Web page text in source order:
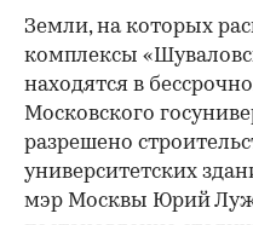
Земли, на которых
комплексы
находятся в
Московского
разрешено
университетских
мэр Москвы Юрий